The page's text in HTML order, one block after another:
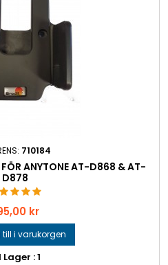
710184
FÖR ANYTONE AT-D868 & AT-
D878
kr
i varukorgen
I Lager : 1